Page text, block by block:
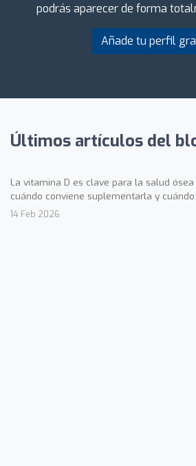
podrás aparecer de forma
Añade tu perfil
Últimos artículos del
La vitamina D es clave para la salud
cuándo conviene suplementarla y
14 Feb 2026